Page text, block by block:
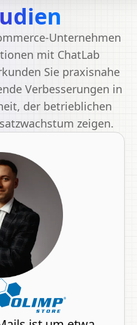
Unternehmen
mit ChatLab
Sie praxisnahe
Verbesserungen in
der betrieblichen
zeigen.